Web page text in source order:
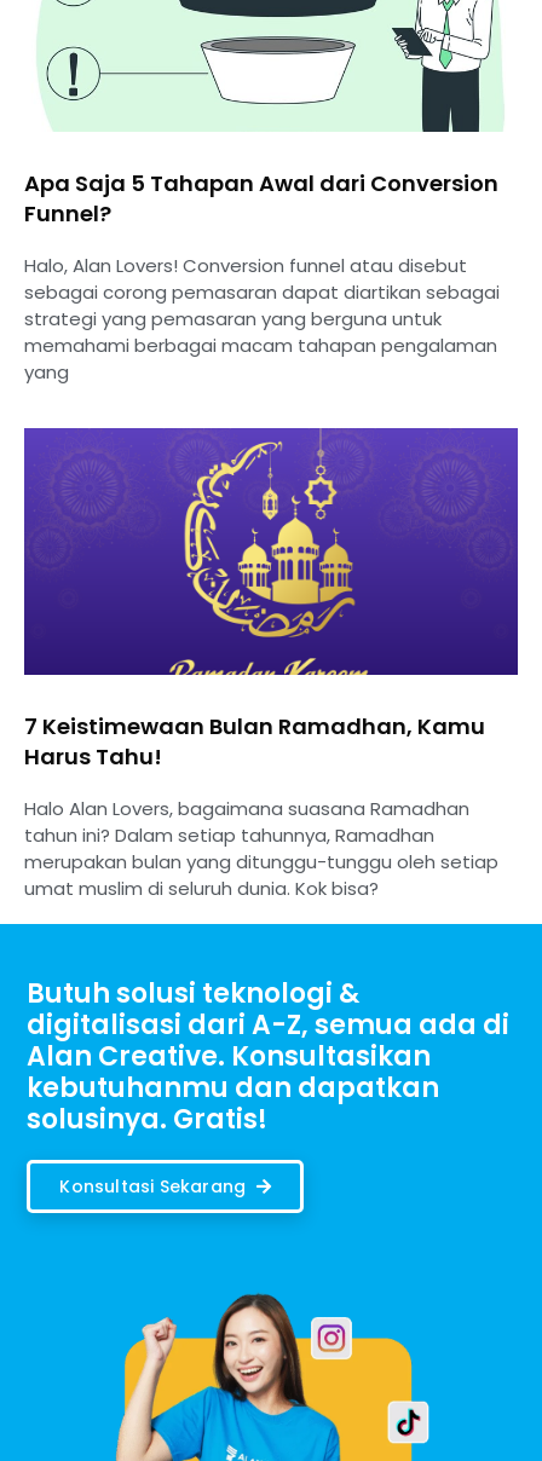
Apa Saja 5 Tahapan Awal dari Conversion
Funnel?
Halo, Alan Lovers! Conversion funnel atau disebut
sebagai corong pemasaran dapat diartikan sebagai
strategi yang pemasaran yang berguna untuk
memahami berbagai macam tahapan pengalaman
yang
7 Keistimewaan Bulan Ramadhan, Kamu
Harus Tahu!
Halo Alan Lovers, bagaimana suasana Ramadhan
tahun ini? Dalam setiap tahunnya, Ramadhan
merupakan bulan yang ditunggu-tunggu oleh setiap
umat muslim di seluruh dunia. Kok bisa?
Butuh solusi teknologi &
digitalisasi dari A-Z, semua ada di
Alan Creative. Konsultasikan
kebutuhanmu dan dapatkan
solusinya. Gratis!
Konsultasi Sekarang